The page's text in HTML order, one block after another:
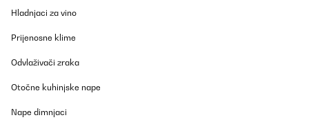
Prevedi
Sehr gute Filterung, aber kein Ersatzfilter im Lieferumfang
Hladnjaci za vino
Prijenosne klime
Odvlaživači zraka
Otočne kuhinjske nape
Nape dimnjaci